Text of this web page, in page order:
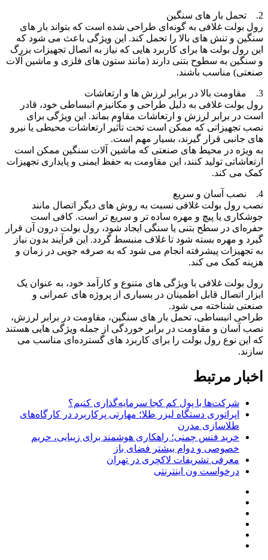
2. تحمل بار های سنگین
رول بولت غلافی به گونه‌ای طراحی شده است که بتواند بار های
سنگین و تنش‌ های بالا را تحمل کند. این ویژگی باعث می ‌شود که
این رول بولت‌ ها برای کاربرد هایی که نیاز به اتصال تجهیزات بزرگ
و سنگین به سطوح بتنی دارند (مانند ستون ‌های فلزی و ماشین ‌آلات
صنعتی) مناسب باشند.
3. مقاومت بالا در برابر لرزش ها و ارتعاشات
رول بولت غلافی به دلیل طراحی و مکانیزم انبساطی خود، قادر
است در برابر لرزش و ارتعاشات مقاوم بماند. این ویژگی برای
نصب تجهیزاتی که ممکن است تحت تأثیر ارتعاشات محیطی یا نیرو
های جانبی قرار گیرند، بسیار مهم است.
به ‌ویژه در محیط‌ های صنعتی که ماشین ‌آلات سنگین ممکن است
ارتعاشاتی تولید کنند، این مقاومت به حفظ ایمنی و پایداری تجهیزات
کمک می ‌کند.
4. نصب آسان و سریع
نصب رول بولت غلافی نسبت به روش ‌های دیگر اتصال مانند
جوشکاری یا پیچ و مهره ساده ‌تر و سریع ‌تر است. کافی است
حفره‌ای در سطح بتنی یا سنگی ایجاد شود، رول بولت درون آن قرار
گیرد و مهره بسته شود تا غلاف منبسط گردد. این فرآیند بدون نیاز
به تجهیزات پیشرفته انجام می‌ شود که به صرفه‌ جویی در زمان و
هزینه کمک می ‌کند.
رول بولت غلافی با ویژگی ‌های متنوع و کارآمد خود، به عنوان یک
ابزار اتصال قابل اطمینان در بسیاری از پروژه ‌های عمرانی و
صنعتی شناخته می ‌شود.
طراحی انبساطی، تحمل بار های سنگین، مقاومت در برابر لرزش،
نصب آسان و مقاومت در برابر خوردگی از جمله ویژگی‌ هایی هستند
که این نوع رول بولت را برای کاربرد های گسترده‌ای مناسب می‌
سازند.
اخبار مرتبط
شرکت‌ها با پول کم کجا سرمایه‌گذاری کنیم؟
اپراتوری دستگاه لیزر طلا؛ مهارتی پرکاربرد در کارگاه‌های
طلاسازی مدرن
خرید فنس چمنی؛ راهکاری هوشمند برای زیبایی، حریم
خصوصی و دوام بیشتر فضای باز
معرفی تشریفات لاکچری در تهران
درخواست ون اینترنتی